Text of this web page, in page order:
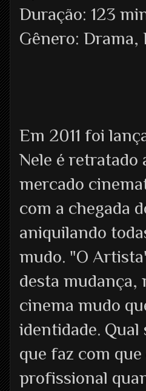
Duração: 123
Gênero:
Em 2011 foi
Nele é retratado
mercado
com a chegada
aniquilando
mudo. "O
desta mudança,
cinema mudo
identidade.
que faz com
profissional